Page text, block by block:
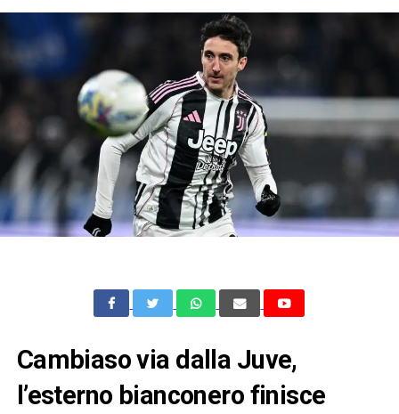
Cambiaso via dalla Juve,
l’esterno bianconero finisce